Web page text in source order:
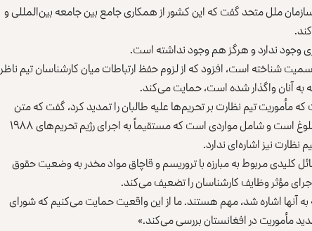
ملل متحد گفت که این کشور از همکاری جامع بین جامعه بین‌المللی و
وجود ندارد و هرگز هم وجود نداشته است.
شناخته است، افزود که از لزوم حفظ ارتباطات میان کارشناسان تیم ناظر
به آنان واگذار شده است، حمایت می‌کند.
که مأموریت تیم نظارت بر تحریم‌ها علیه طالبان را تمدید کرد، گفت که متن
قطعنامه به‌طرز چشمگیری بیش از حد شلوغ است و شامل مواردی است که مستقیماً به اجرای رژیم تحریم‌های ۱۹۸۸
نیز اشاره‌ای ندارد.
کلیدی مربوط به مبارزه با تروریسم و قاچاق مواد مخدر به وضعیت حقوق
مؤثر وظایف کارشناسان را تضعیف می‌کند.
آنها اشاره شد، مهم هستند. ما از این واقعیت حمایت می‌کنیم که شورای
مأموریت در افغانستان بررسی می‌کند.»